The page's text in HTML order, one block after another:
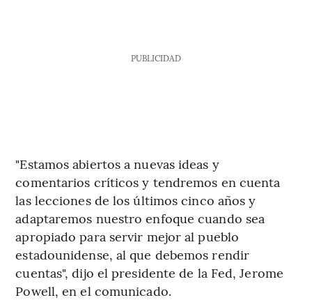
PUBLICIDAD
"Estamos abiertos a nuevas ideas y
comentarios críticos y tendremos en cuenta
las lecciones de los últimos cinco años y
adaptaremos nuestro enfoque cuando sea
apropiado para servir mejor al pueblo
estadounidense, al que debemos rendir
cuentas", dijo el presidente de la Fed, Jerome
Powell, en el comunicado.